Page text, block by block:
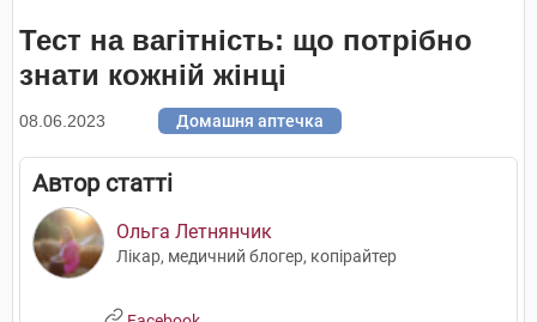
Тест на вагітність: що потрібно
знати кожній жінці
08.06.2023 Домашня аптечка
Автор статті
Ольга Летнянчик
Лікар, медичний блогер, копірайтер